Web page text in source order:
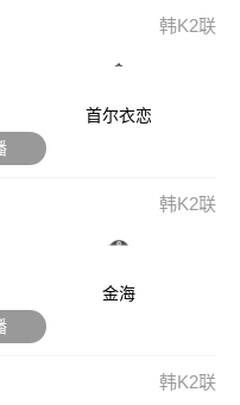
韩K2联
首尔衣恋
韩K2联
金海
韩K2联